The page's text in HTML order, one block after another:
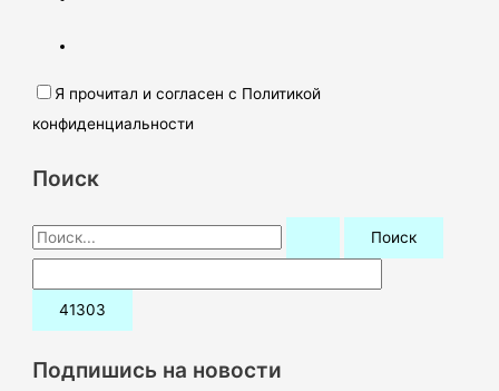
Я прочитал и согласен с Политикой
конфиденциальности
Поиск
П
о
и
:Подпишись на новости